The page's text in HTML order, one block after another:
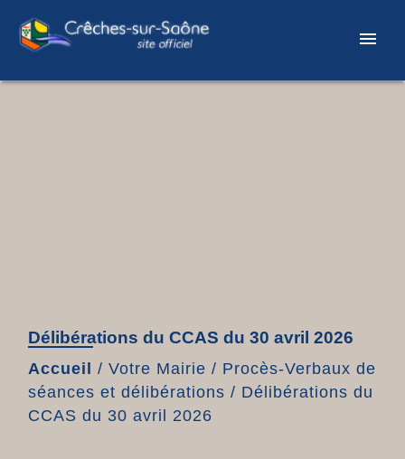
menu
Délibérations du CCAS du 30 avril 2026
Accueil / Votre Mairie / Procès-Verbaux de
séances et délibérations / Délibérations du
CCAS du 30 avril 2026